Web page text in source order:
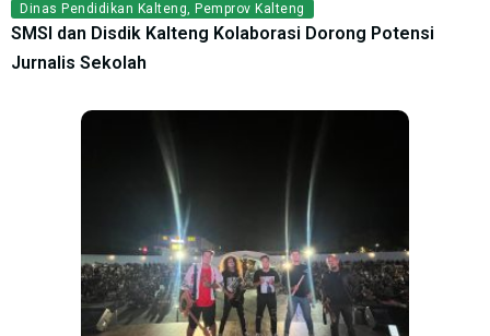
Dinas Pendidikan Kalteng, Pemprov Kalteng
SMSI dan Disdik Kalteng Kolaborasi Dorong Potensi
Jurnalis Sekolah